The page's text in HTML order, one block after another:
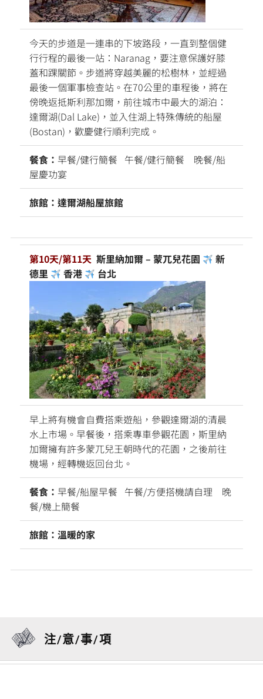
今天的步道是一連串的下坡路段，一直到整個健
行行程的最後一站：Naranag，要注意保護好膝
蓋和踝關節。步道將穿越美麗的松樹林，並經過
最後一個軍事檢查站。在70公里的車程後，將在
傍晚返抵斯利那加爾，前往城市中最大的湖泊：
達爾湖(Dal Lake)，並入住湖上特殊傳統的船屋
(Bostan)，歡慶健行順利完成。
餐食： 早餐/健行簡餐 午餐/健行簡餐 晚餐/船
屋慶功宴
旅館：達爾湖船屋旅館
第10天/第11天 斯里納加爾 – 蒙兀兒花園
新
德里
香港 台北
早上將有機會自費搭乘遊船，參觀達爾湖的清晨
水上市場。早餐後，搭乘專車參觀花園，斯里納
加爾擁有許多蒙兀兒王朝時代的花園，之後前往
機場，經轉機返回台北。
餐食： 早餐/船屋早餐 午餐/方便搭機請自理 晚
餐/機上簡餐
旅館：溫暖的家
注/意/事/項